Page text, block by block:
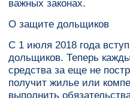
важных законах.
О защите дольщиков
С 1 июля 2018 года
дольщиков. Теперь
средства за еще не
получит жилье или
выполнить